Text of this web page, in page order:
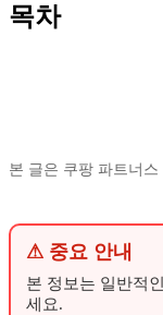
목차
본 글은 쿠팡 파트너
⚠ 중요 안내
본 정보는 일반적
세요.